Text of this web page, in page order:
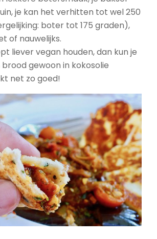
je kan het verhitten tot wel 250
boter tot 175 graden),
of nauwelijks.
liever vegan houden, dan kun je
gewoon in kokosolie
net zo goed!